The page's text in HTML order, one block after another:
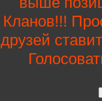
Кланов!!!
друзей